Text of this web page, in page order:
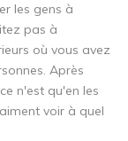
les gens à
pas à
où vous avez
Après
n'est qu'en les
voir à quel